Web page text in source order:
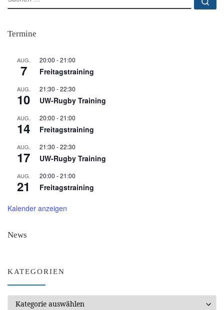
Termine
AUG.
7
20:00 -21:00
Freitagstraining
AUG.
10
21:30 -22:30
UW-Rugby Training
AUG.
14
20:00 -21:00
Freitagstraining
AUG.
17
21:30 -22:30
UW-Rugby Training
AUG.
21
20:00 -21:00
Freitagstraining
Kalender anzeigen
News
KATEGORIEN